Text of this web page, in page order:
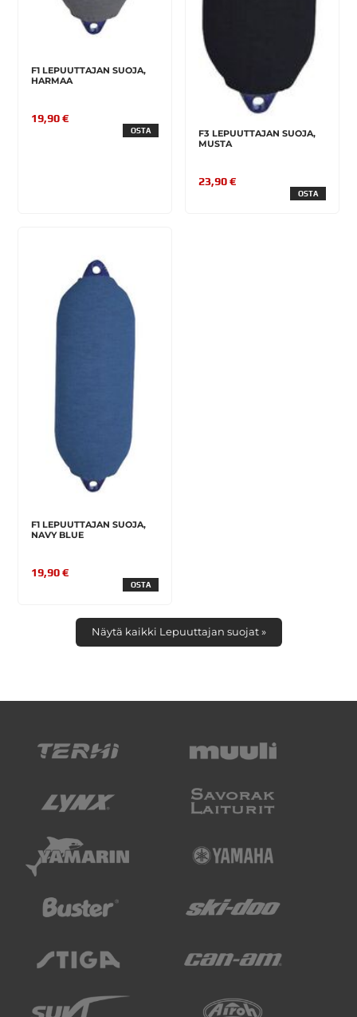
F1 LEPUUTTAJAN SUOJA,
HARMAA
19,90 €
OSTA
F3 LEPUUTTAJAN SUOJA,
MUSTA
23,90 €
OSTA
F1 LEPUUTTAJAN SUOJA,
NAVY BLUE
19,90 €
OSTA
Näytä kaikki Lepuuttajan suojat »